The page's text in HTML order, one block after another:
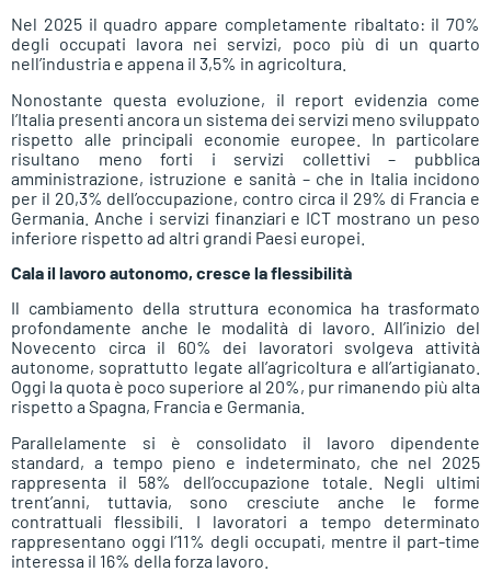
Nel 2025 il quadro appare completamente ribaltato: il 70%
degli occupati lavora nei servizi, poco più di un quarto
nell’industria e appena il 3,5% in agricoltura.
Nonostante questa evoluzione, il report evidenzia come
l’Italia presenti ancora un sistema dei servizi meno sviluppato
rispetto alle principali economie europee. In particolare
risultano meno forti i servizi collettivi – pubblica
amministrazione, istruzione e sanità – che in Italia incidono
per il 20,3% dell’occupazione, contro circa il 29% di Francia e
Germania. Anche i servizi finanziari e ICT mostrano un peso
inferiore rispetto ad altri grandi Paesi europei.
Cala il lavoro autonomo, cresce la flessibilità
Il cambiamento della struttura economica ha trasformato
profondamente anche le modalità di lavoro. All’inizio del
Novecento circa il 60% dei lavoratori svolgeva attività
autonome, soprattutto legate all’agricoltura e all’artigianato.
Oggi la quota è poco superiore al 20%, pur rimanendo più alta
rispetto a Spagna, Francia e Germania.
Parallelamente si è consolidato il lavoro dipendente
standard, a tempo pieno e indeterminato, che nel 2025
rappresenta il 58% dell’occupazione totale. Negli ultimi
trent’anni, tuttavia, sono cresciute anche le forme
contrattuali flessibili. I lavoratori a tempo determinato
rappresentano oggi l’11% degli occupati, mentre il part-time
interessa il 16% della forza lavoro.